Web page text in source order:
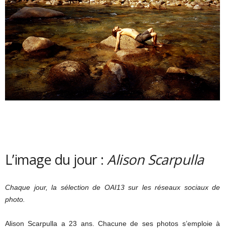
L’image du jour :Alison Scarpulla
Chaque jour, la sélection de OAI13 sur les réseaux sociaux de
photo.
Alison Scarpulla a 23 ans. Chacune de ses photos s’emploie à